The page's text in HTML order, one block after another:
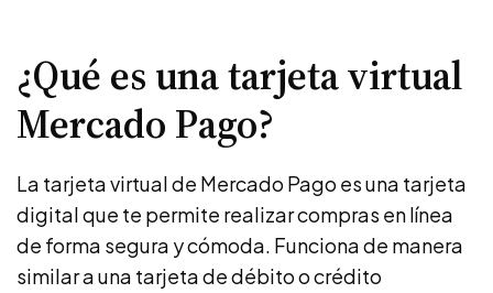
¿Qué es una tarjeta virtual
Mercado Pago?
La tarjeta virtual de Mercado Pago es una tarjeta
digital que te permite realizar compras en línea
de forma segura y cómoda. Funciona de manera
similar a una tarjeta de débito o crédito